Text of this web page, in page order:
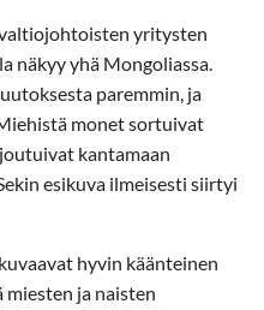
yritysten
näkyy yhä Mongoliassa.
paremmin, ja
monet sortuivat
kantamaan
esikuva ilmeisesti siirtyi
hyvin käänteinen
ja naisten